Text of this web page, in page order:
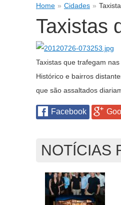
Home » Cidades »
Taxistas
Taxistas que trafegam
Histórico e bairros
que são assaltados
Facebook
NOTÍCIAS